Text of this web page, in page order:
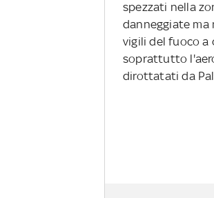
spezzati nella
danneggiate ma
vigili del fuoco a
soprattutto
dirottatati da